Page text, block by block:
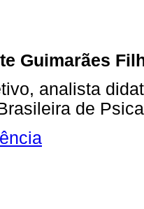
Guimarães
analista
de